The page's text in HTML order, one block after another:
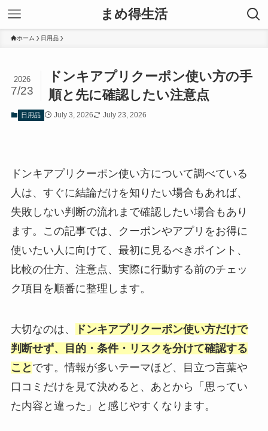
まめ得生活
ホーム 日用品
ドンキアプリクーポン使い方の手
順と先に確認したい注意点
2026
7/23
日用品 July 3, 2026 July 23, 2026
ドンキアプリクーポン使い方について調べている
人は、すぐに結論だけを知りたい場合もあれば、
失敗しない判断の流れまで確認したい場合もあり
ます。この記事では、クーポンやアプリをお得に
使いたい人に向けて、最初に見るべきポイント、
比較の仕方、注意点、実際に行動する前のチェッ
ク項目を順番に整理します。
大切なのは、
ドンキアプリクーポン使い方だけで
判断せず、目的・条件・リスクを分けて確認する
こと です。情報が多いテーマほど、目立つ言葉や
口コミだけを見て決めると、あとから「思ってい
た内容と違った」と感じやすくなります。